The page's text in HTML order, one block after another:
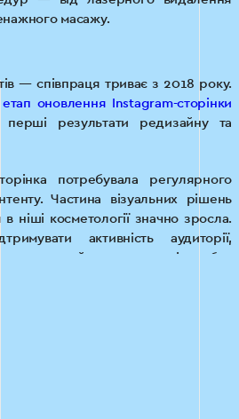
масажу.
— співпраця триває з 2018 року.
оновлення Instagram-сторінки
результати редизайну та
потребувала регулярного
Частина візуальних рішень
ніші косметології значно зросла.
активність аудиторії,
сучасний вигляд сторінки без